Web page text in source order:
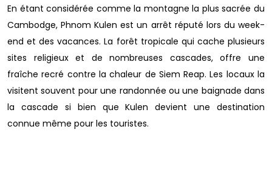
En étant considérée comme la montagne la plus sacrée du
Cambodge, Phnom Kulen est un arrêt réputé lors du week-
end et des vacances. La forêt tropicale qui cache plusieurs
sites religieux et de nombreuses cascades, offre une
fraîche recré contre la chaleur de Siem Reap. Les locaux la
visitent souvent pour une randonnée ou une baignade dans
la cascade si bien que Kulen devient une destination
connue même pour les touristes.